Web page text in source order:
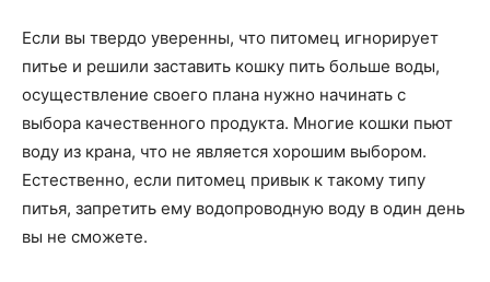
Если вы твердо уверенны, что питомец игнорирует
питье и решили заставить кошку пить больше воды,
осуществление своего плана нужно начинать с
выбора качественного продукта. Многие кошки пьют
воду из крана, что не является хорошим выбором.
Естественно, если питомец привык к такому типу
питья, запретить ему водопроводную воду в один день
вы не сможете.